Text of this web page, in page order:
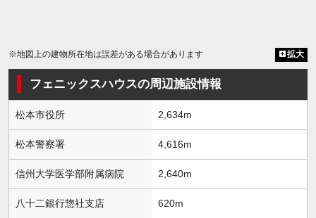
※地図上の建物所在地は誤差がある場合があります 拡大
フェニックスハウスの周辺施設情報
松本市役所 2,634m
松本警察署 4,616m
信州大学医学部附属病院 2,640m
八十二銀行惣社支店 620m